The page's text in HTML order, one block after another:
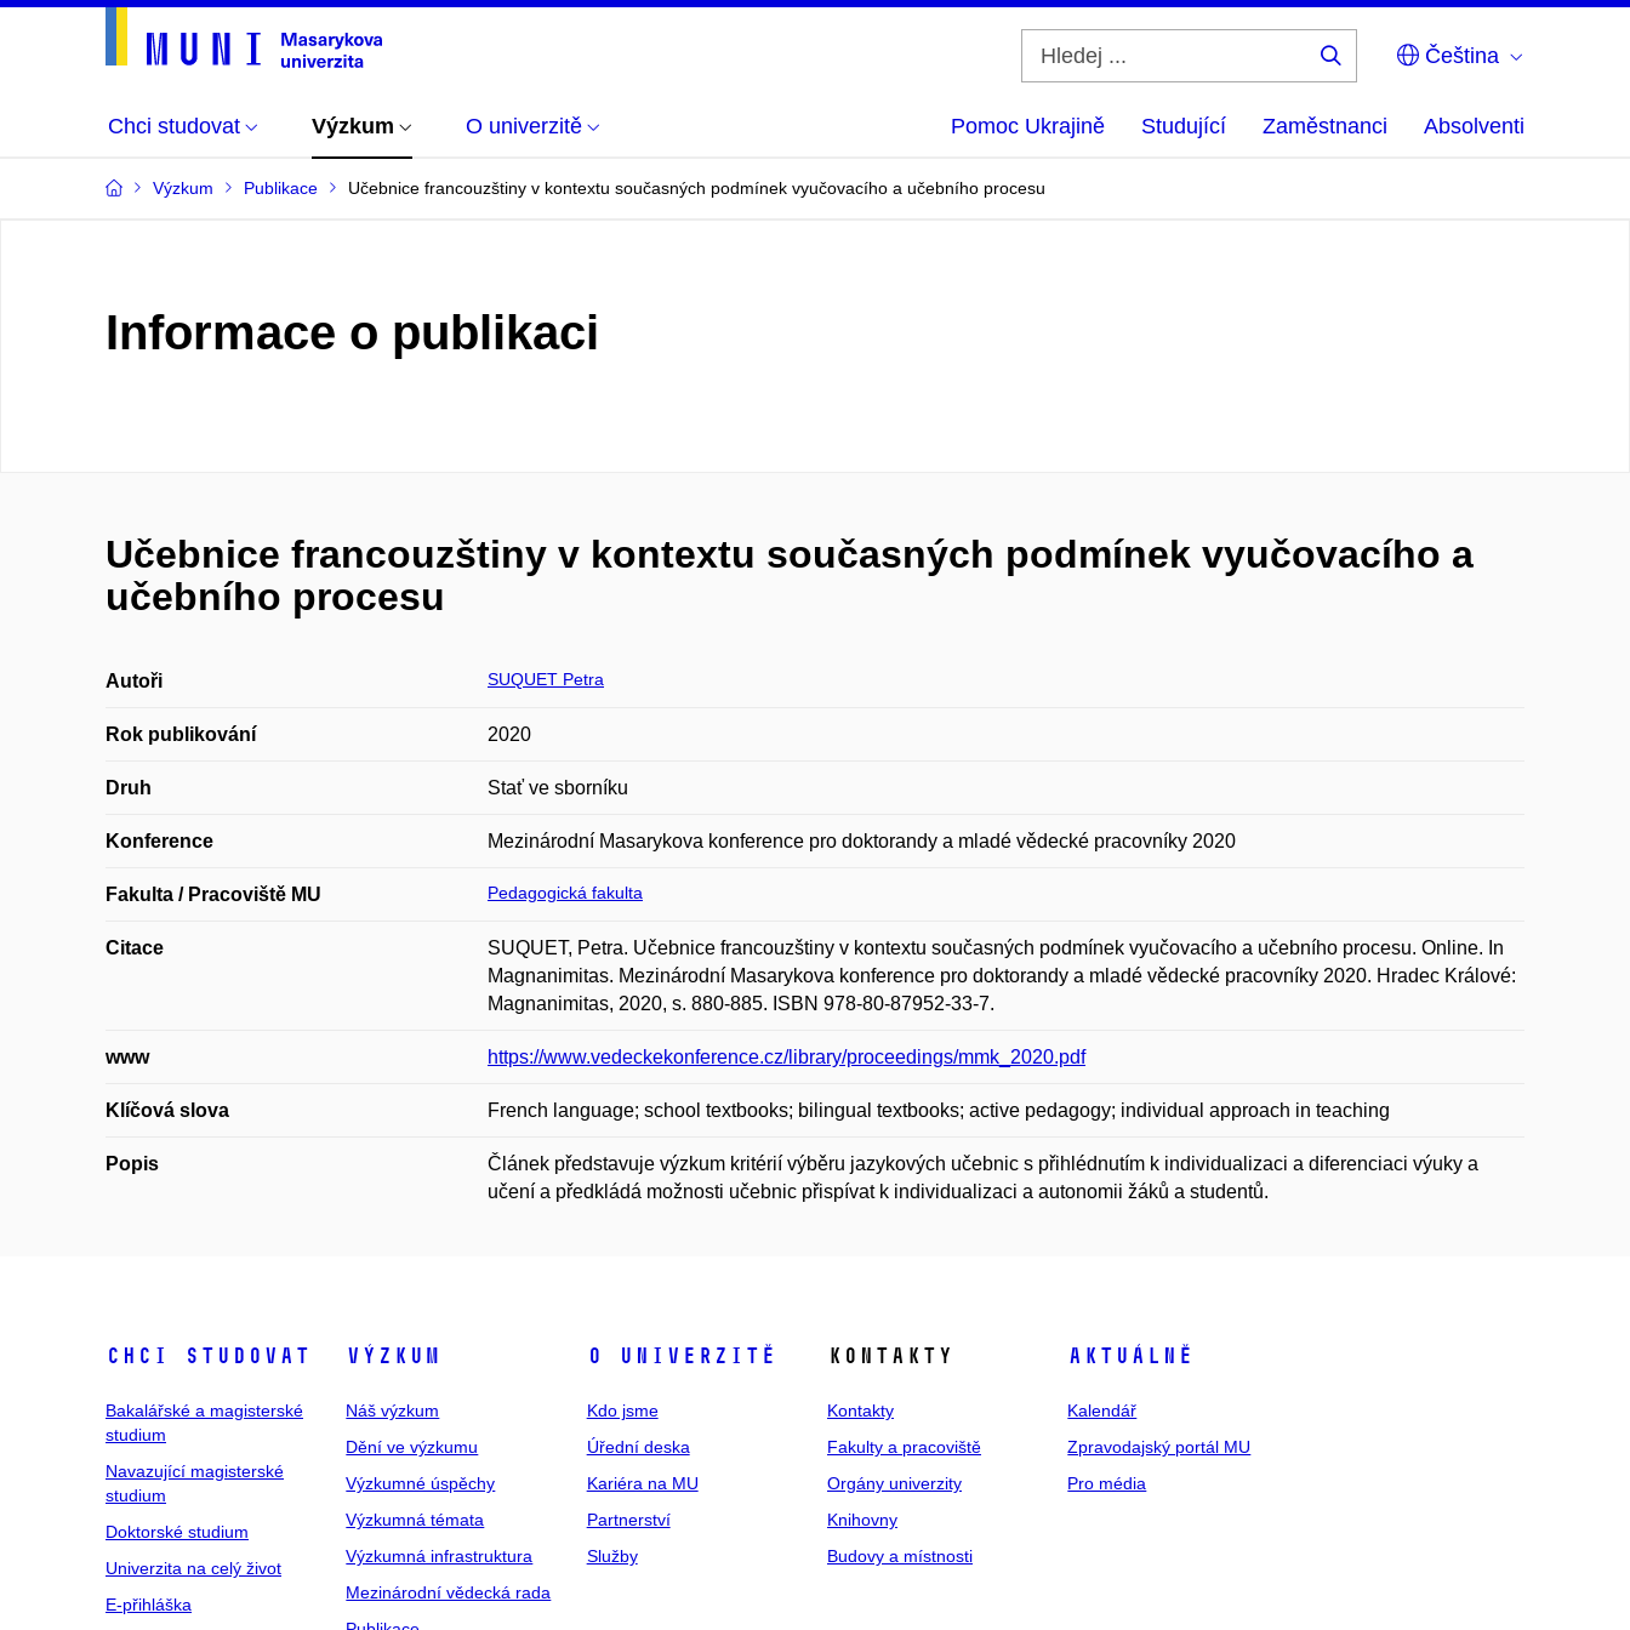
Čeština
Chci studovat Výzkum O univerzitě Pomoc Ukrajině Studující Zaměstnanci Absolventi
Výzkum Publikace Učebnice francouzštiny v kontextu současných podmínek vyučovacího a učebního procesu
Informace o publikaci
Učebnice francouzštiny v kontextu současných podmínek vyučovacího a
učebního procesu
Autoři SUQUET Petra
Rok publikování 2020
Druh Stať ve sborníku
Konference Mezinárodní Masarykova konference pro doktorandy a mladé vědecké pracovníky 2020
Fakulta / Pracoviště MU Pedagogická fakulta
Citace
SUQUET, Petra. Učebnice francouzštiny v kontextu současných podmínek vyučovacího a učebního procesu. Online. In
Magnanimitas. Mezinárodní Masarykova konference pro doktorandy a mladé vědecké pracovníky 2020. Hradec Králové:
Magnanimitas, 2020, s. 880-885. ISBN 978-80-87952-33-7.
www https://www.vedeckekonference.cz/library/proceedings/mmk_2020.pdf
Klíčová slova French language; school textbooks; bilingual textbooks; active pedagogy; individual approach in teaching
Popis
Článek představuje výzkum kritérií výběru jazykových učebnic s přihlédnutím k individualizaci a diferenciaci výuky a
učení a předkládá možnosti učebnic přispívat k individualizaci a autonomii žáků a studentů.
Chci studovat
Bakalářské a magisterské
studium
Navazující magisterské
studium
Doktorské studium
Univerzita na celý život
E-přihláška
Výzkum
Náš výzkum
Dění ve výzkumu
Výzkumné úspěchy
Výzkumná témata
Výzkumná infrastruktura
Mezinárodní vědecká rada
O univerzitě
Kdo jsme
Úřední deska
Kariéra na MU
Partnerství
Služby
Kontakty
Kontakty
Fakulty a pracoviště
Orgány univerzity
Knihovny
Budovy a místnosti
Aktuálně
Kalendář
Zpravodajský portál MU
Pro média